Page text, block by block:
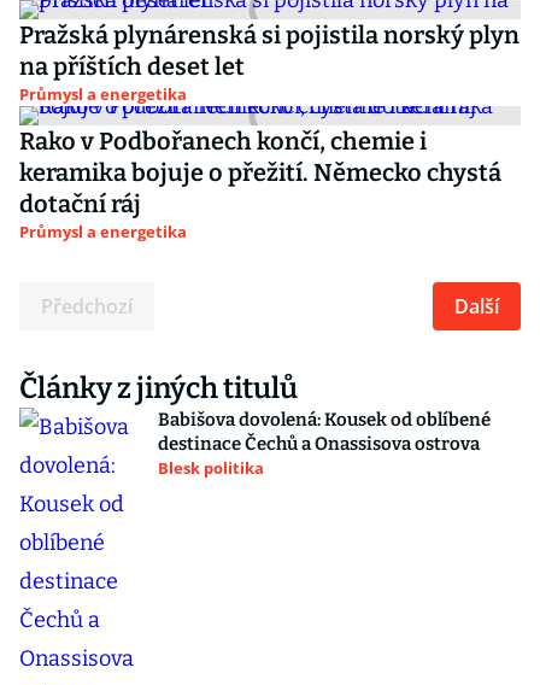
Pražská plynárenská si pojistila norský plyn
na příštích deset let
Průmysl a energetika
Rako v Podbořanech končí, chemie i
keramika bojuje o přežití. Německo chystá
dotační ráj
Průmysl a energetika
Předchozí Další
Články z jiných titulů
Babišova dovolená: Kousek od oblíbené
destinace Čechů a Onassisova ostrova
Blesk politika